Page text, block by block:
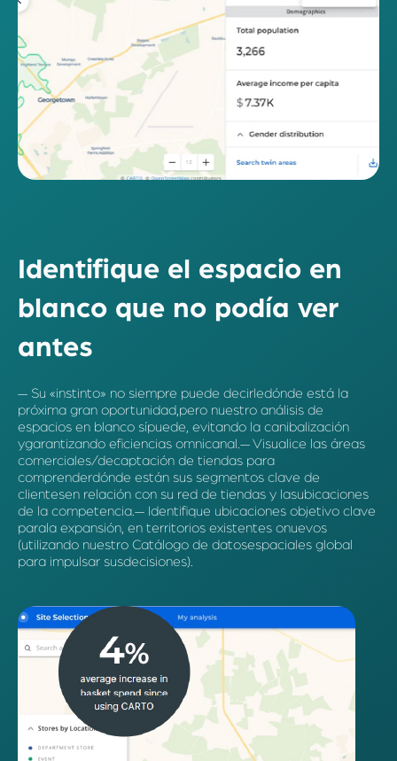
Identifique el espacio en
blanco que no podía ver
antes
— Su «instinto» no siempre puede decirledónde está la
próxima gran oportunidad,pero nuestro análisis de
espacios en blanco sípuede, evitando la canibalización
ygarantizando eficiencias omnicanal.— Visualice las áreas
comerciales/decaptación de tiendas para
comprenderdónde están sus segmentos clave de
clientesen relación con su red de tiendas y lasubicaciones
de la competencia.— Identifique ubicaciones objetivo clave
parala expansión, en territorios existentes onuevos
(utilizando nuestro Catálogo de datosespaciales global
para impulsar susdecisiones).